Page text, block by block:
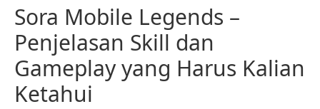
Sora Mobile Legends –
Penjelasan Skill dan
Gameplay yang Harus Kalian
Ketahui